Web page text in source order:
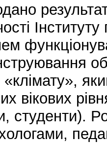
вікових
студенти).